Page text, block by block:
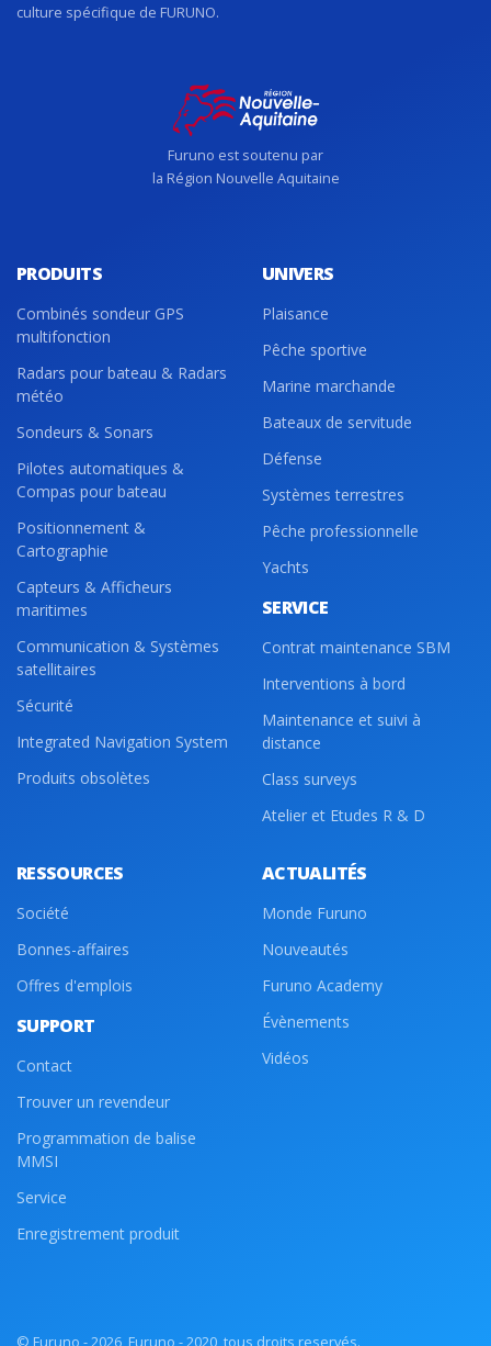
culture spécifique de FURUNO.
Furuno est soutenu par
la Région Nouvelle Aquitaine
PRODUITS
Combinés sondeur GPS
multifonction
Radars pour bateau & Radars
météo
Sondeurs & Sonars
Pilotes automatiques &
Compas pour bateau
Positionnement &
Cartographie
Capteurs & Afficheurs
maritimes
Communication & Systèmes
satellitaires
Sécurité
Integrated Navigation System
Produits obsolètes
UNIVERS
Plaisance
Pêche sportive
Marine marchande
Bateaux de servitude
Défense
Systèmes terrestres
Pêche professionnelle
Yachts
SERVICE
Contrat maintenance SBM
Interventions à bord
Maintenance et suivi à
distance
Class surveys
Atelier et Etudes R & D
RESSOURCES
Société
Bonnes-affaires
Offres d'emplois
SUPPORT
Contact
Trouver un revendeur
Programmation de balise
MMSI
Service
Enregistrement produit
ACTUALITÉS
Monde Furuno
Nouveautés
Furuno Academy
Évènements
Vidéos
© Furuno - 2026, Furuno - 2020, tous droits reservés.